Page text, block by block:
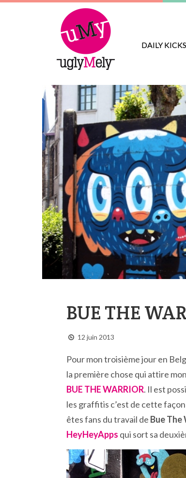
DAILY KICKS
BUE THE
12 juin 2013
Pour mon troisième jour en
la première chose qui attire
BUE THE WARRIOR. Il est
les graffitis c’est de cette
êtes fans du travail de Bue
HeyHeyApps qui sort sa